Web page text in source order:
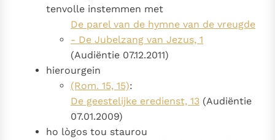
tenvolle instemmen met
De parel van de hymne van de vreugde
- De Jubelzang van Jezus, 1
(Audiëntie 07.12.2011)
hierourgein
(Rom. 15, 15):
De geestelijke eredienst, 13 (Audiëntie
07.01.2009)
ho lògos tou staurou